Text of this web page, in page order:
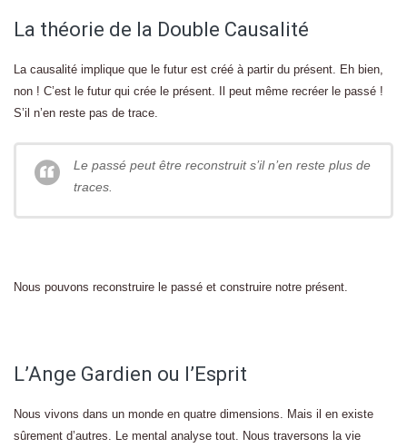
La théorie de la Double Causalité
La causalité implique que le futur est créé à partir du présent. Eh bien,
non ! C’est le futur qui crée le présent. Il peut même recréer le passé !
S’il n’en reste pas de trace.
Le passé peut être reconstruit s’il n’en reste plus de
traces.
Nous pouvons reconstruire le passé et construire notre présent.
L’Ange Gardien ou l’Esprit
Nous vivons dans un monde en quatre dimensions. Mais il en existe
sûrement d’autres. Le mental analyse tout. Nous traversons la vie